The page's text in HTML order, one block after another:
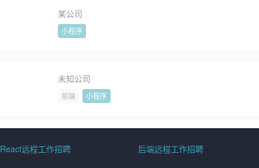
某公司
小程序
未知公司
前端 小程序
React远程工作招聘 后端远程工作招聘